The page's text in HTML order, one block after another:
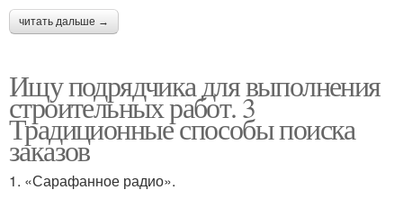
читать дальше →
Ищу подрядчика для выполнения
строительных работ. 3
Традиционные способы поиска
заказов
1. «Сарафанное радио».